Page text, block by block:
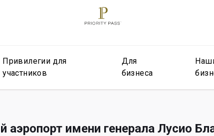
Привилегии для
участников
Для
бизнеса
имени генерала Лусио